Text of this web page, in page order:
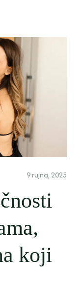
9 rujna, 2025
koji